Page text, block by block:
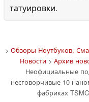
татуировки.
> Обзоры Ноутбуков,
Новости > Архив
Неофициальные
несговорчивые 10
фабриках